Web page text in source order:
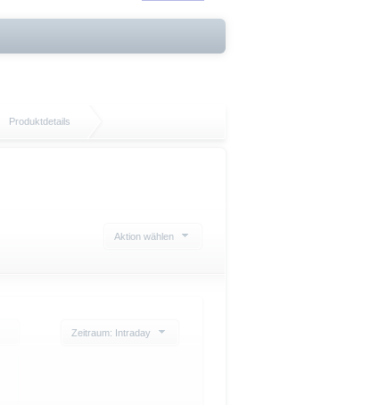
Produktdetails
Aktion wählen
Zeitraum: Intraday